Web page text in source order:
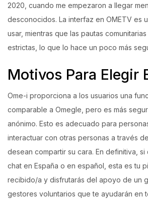
2020, cuando me empezaron a llegar
desconocidos. La interfaz en OMETV es
usar, mientras que las pautas
estrictas, lo que lo hace un poco más
Motivos Para Elegir
Ome-i proporciona a los usuarios una
comparable a Omegle, pero es más
anónimo. Esto es adecuado para
interactuar con otras personas a través
desean compartir su cara. En definitiva,
chat en España o en español, esta es tu
recibido/a y disfrutarás del apoyo de un
gestores voluntarios que te ayudarán en